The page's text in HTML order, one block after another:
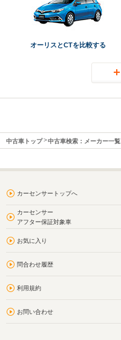
オーリスとCTを比較する
中古車トップ 中古車検索：メーカー一覧
カーセンサートップへ
カーセンサー
アフター保証対象車
お気に入り
問合わせ履歴
利用規約
お問い合わせ